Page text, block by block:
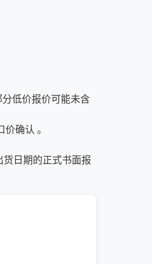
低价报价可能未含
确认 。
日期的正式书面报